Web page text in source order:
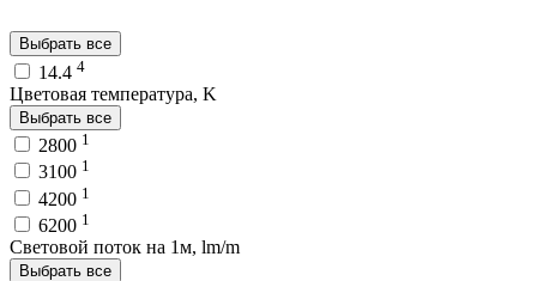
Выбрать все
14.4 4
Цветовая температура, K
Выбрать все
2800 1
3100 1
4200 1
6200 1
Световой поток на 1м, lm/m
Выбрать все